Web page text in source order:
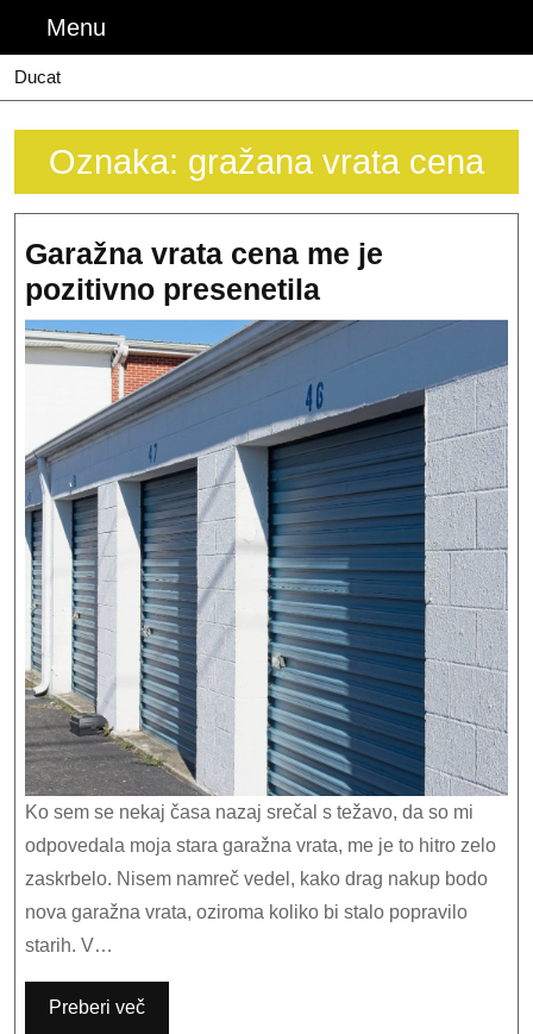
content
Menu
Ducat
Oznaka: gražana vrata cena
Garažna vrata cena me je
pozitivno presenetilaGaražna
vrata
cena
me
je
pozitivno
presenetila
Ko sem se nekaj časa nazaj srečal s težavo, da so mi
odpovedala moja stara garažna vrata, me je to hitro zelo
zaskrbelo. Nisem namreč vedel, kako drag nakup bodo
nova garažna vrata, oziroma koliko bi stalo popravilo
starih. V…
Preberi več